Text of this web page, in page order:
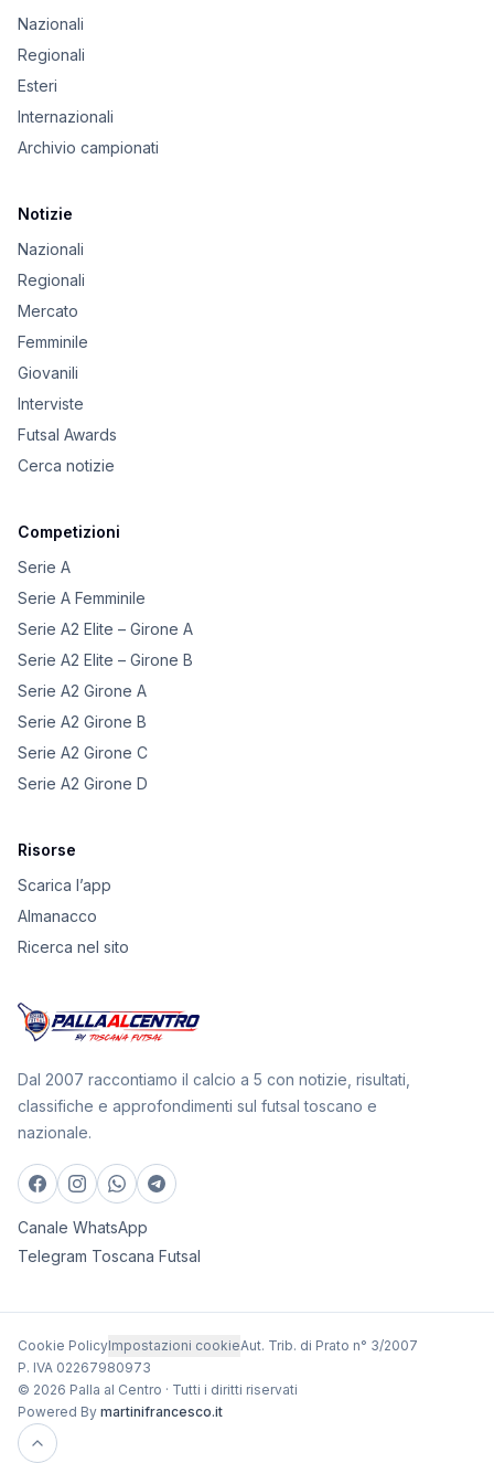
Nazionali
Regionali
Esteri
Internazionali
Archivio campionati
Notizie
Nazionali
Regionali
Mercato
Femminile
Giovanili
Interviste
Futsal Awards
Cerca notizie
Competizioni
Serie A
Serie A Femminile
Serie A2 Elite – Girone A
Serie A2 Elite – Girone B
Serie A2 Girone A
Serie A2 Girone B
Serie A2 Girone C
Serie A2 Girone D
Risorse
Scarica l’app
Almanacco
Ricerca nel sito
Dal 2007 raccontiamo il calcio a 5 con notizie, risultati,
classifiche e approfondimenti sul futsal toscano e
nazionale.
Canale WhatsApp
Telegram Toscana Futsal
Cookie PolicyImpostazioni cookieAut. Trib. di Prato n° 3/2007
P. IVA 02267980973
© 2026 Palla al Centro · Tutti i diritti riservati
Powered By martinifrancesco.it